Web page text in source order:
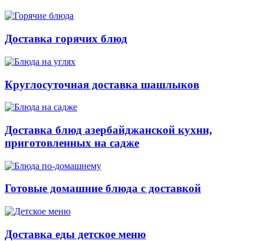
Доставка горячих блюд
Круглосуточная доставка шашлыков
Доставка блюд азербайджанской кухни,
приготовленных на садже
Готовые домашние блюда с доставкой
Доставка еды детское меню